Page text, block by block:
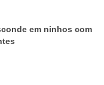
em ninhos com